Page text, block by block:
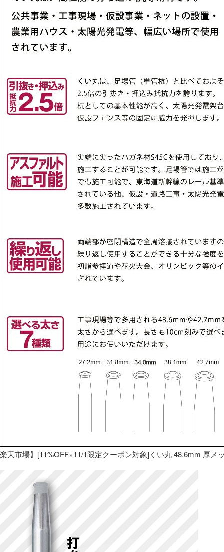
楽天市場】[11%OFF×11/1限定クーポン対象]くい丸 48.6mm 厚メ